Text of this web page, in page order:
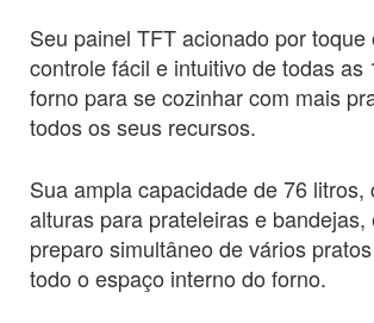
Seu painel TFT acionado por toque
controle fácil e intuitivo de todas as
forno para se cozinhar com mais
todos os seus recursos.
Sua ampla capacidade de 76 litros,
alturas para prateleiras e bandejas,
preparo simultâneo de vários
todo o espaço interno do forno.